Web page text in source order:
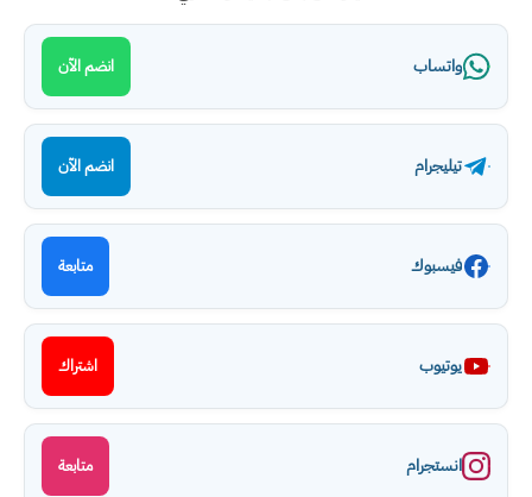
واتساب انضم الآن
تيليجرام انضم الآن
فيسبوك متابعة
يوتيوب اشتراك
انستجرام متابعة